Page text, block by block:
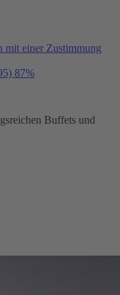
mit einer Zustimmung
87%
Buffets und